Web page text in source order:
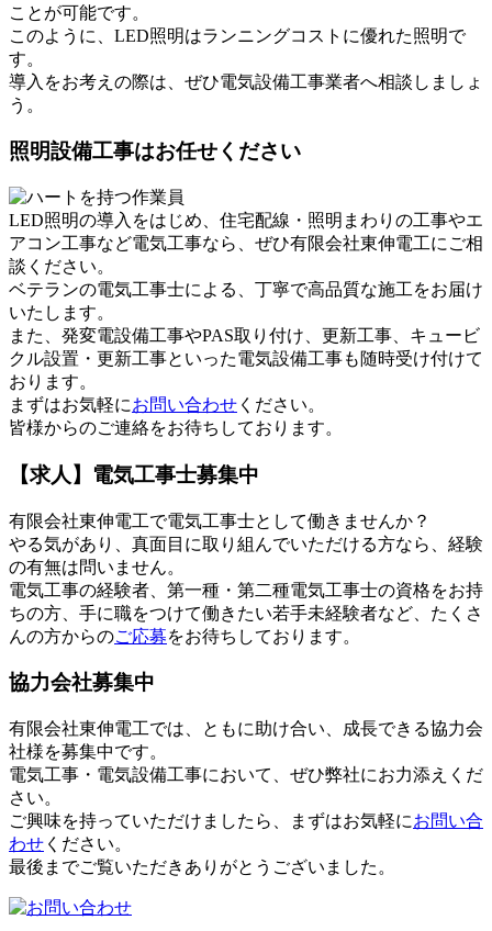
ことが可能です。
このように、LED照明はランニングコストに優れた照明で
す。
導入をお考えの際は、ぜひ電気設備工事業者へ相談しましょ
う。
照明設備工事はお任せください
LED照明の導入をはじめ、住宅配線・照明まわりの工事やエ
アコン工事など電気工事なら、ぜひ有限会社東伸電工にご相
談ください。
ベテランの電気工事士による、丁寧で高品質な施工をお届け
いたします。
また、発変電設備工事やPAS取り付け、更新工事、キュービ
クル設置・更新工事といった電気設備工事も随時受け付けて
おります。
まずはお気軽にお問い合わせ ください。
皆様からのご連絡をお待ちしております。
【求人】電気工事士募集中
有限会社東伸電工で電気工事士として働きませんか？
やる気があり、真面目に取り組んでいただける方なら、経験
の有無は問いません。
電気工事の経験者、第一種・第二種電気工事士の資格をお持
ちの方、手に職をつけて働きたい若手未経験者など、たくさ
んの方からのご応募をお待ちしております。
協力会社募集中
有限会社東伸電工では、ともに助け合い、成長できる協力会
社様を募集中です。
電気工事・電気設備工事において、ぜひ弊社にお力添えくだ
さい。
ご興味を持っていただけましたら、まずはお気軽にお問い合
わせ ください。
最後までご覧いただきありがとうございました。